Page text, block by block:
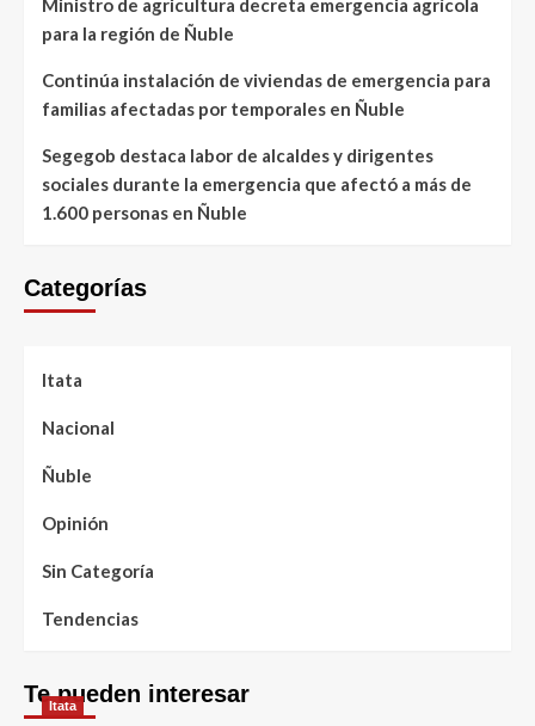
Ministro de agricultura decreta emergencia agrícola
para la región de Ñuble
Continúa instalación de viviendas de emergencia para
familias afectadas por temporales en Ñuble
Segegob destaca labor de alcaldes y dirigentes
sociales durante la emergencia que afectó a más de
1.600 personas en Ñuble
Categorías
Itata
Nacional
Ñuble
Opinión
Sin Categoría
Tendencias
Te pueden interesar
Itata